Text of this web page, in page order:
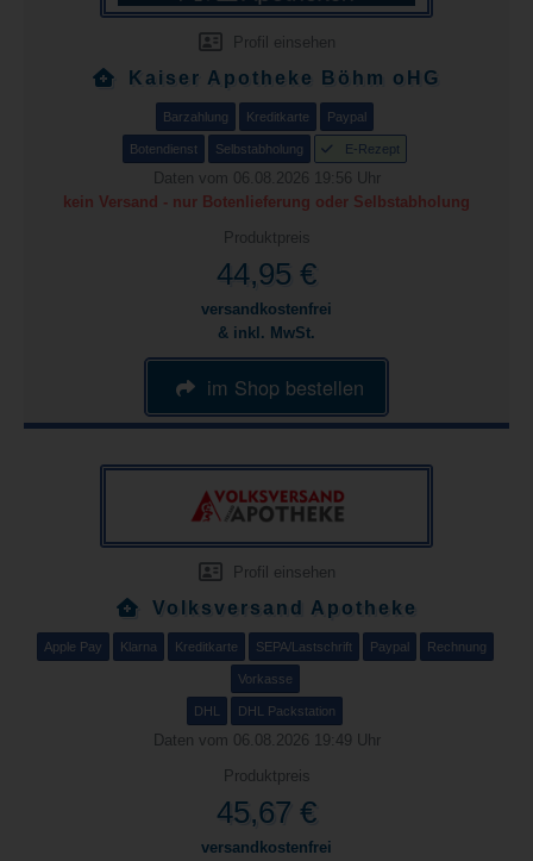
Profil einsehen
Kaiser Apotheke Böhm oHG
Barzahlung Kreditkarte Paypal
Botendienst Selbstabholung E-Rezept
Daten vom 06.08.2026 19:56 Uhr
kein Versand - nur Botenlieferung oder Selbstabholung
Produktpreis
44,95 €
versandkostenfrei
& inkl. MwSt.
im Shop bestellen
Profil einsehen
Volksversand Apotheke
Apple Pay Klarna Kreditkarte SEPA/Lastschrift Paypal Rechnung
Vorkasse
DHL DHL Packstation
Daten vom 06.08.2026 19:49 Uhr
Produktpreis
45,67 €
versandkostenfrei